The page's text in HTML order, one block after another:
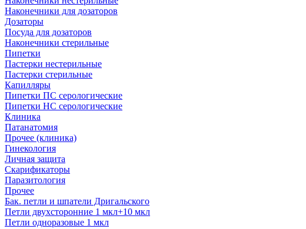
Наконечники для дозаторов
Дозаторы
Посуда для дозаторов
Наконечники стерильные
Пипетки
Пастерки нестерильные
Пастерки стерильные
Капилляры
Пипетки ПС серологические
Пипетки НС серологические
Клиника
Патанатомия
Прочее (клиника)
Гинекология
Личная защита
Скарификаторы
Паразитология
Прочее
Бак. петли и шпатели Дригальского
Петли двухсторонние 1 мкл+10 мкл
Петли одноразовые 1 мкл